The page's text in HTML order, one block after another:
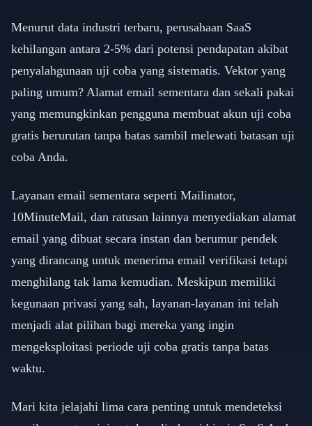
Menurut data industri terbaru, perusahaan SaaS
kehilangan antara 2-5% dari potensi pendapatan akibat
penyalahgunaan uji coba yang sistematis. Vektor yang
paling umum? Alamat email sementara dan sekali pakai
yang memungkinkan pengguna membuat akun uji coba
gratis berurutan tanpa batas sambil melewati batasan uji
coba Anda.
Layanan email sementara seperti Mailinator,
10MinuteMail, dan ratusan lainnya menyediakan alamat
email yang dibuat secara instan dan berumur pendek
yang dirancang untuk menerima email verifikasi tetapi
menghilang tak lama kemudian. Meskipun memiliki
kegunaan privasi yang sah, layanan-layanan ini telah
menjadi alat pilihan bagi mereka yang ingin
mengeksploitasi periode uji coba gratis tanpa batas
waktu.
Mari kita jelajahi lima cara penting untuk mendeteksi